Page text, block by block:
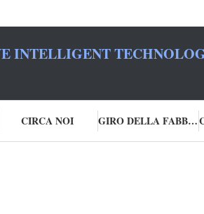
INTELLIGENT
CIRCA NOI GIRO DELLA FABBRICA